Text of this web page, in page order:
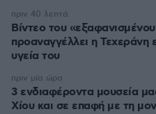
Βίντεο του
προαναγγέλλει η Τεχεράνη
υγεία του
πριν 40 λεπτά
3 ενδιαφέροντα μουσεία
Χίου και σε επαφή με τη
πριν μία ώρα